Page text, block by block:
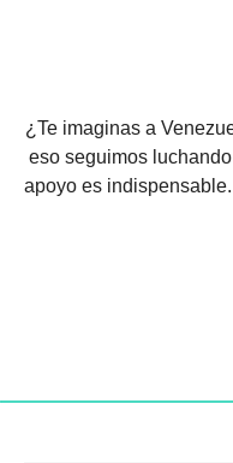
¿Te imaginas a
eso seguimos
apoyo es indispensable.